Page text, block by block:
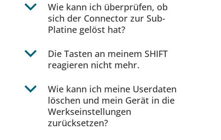
b
Wie kann ich überprüfen, ob
sich der Connector zur Sub-
Platine gelöst hat?
b
Die Tasten an meinem SHIFT
reagieren nicht mehr.
b
Wie kann ich meine Userdaten
löschen und mein Gerät in die
Werkseinstellungen
zurücksetzen?